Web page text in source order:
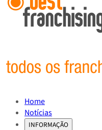
Home
Notícias
INFORMAÇÃO